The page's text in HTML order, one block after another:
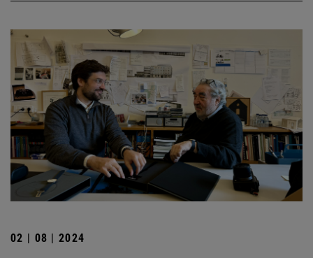
02 | 08 | 2024